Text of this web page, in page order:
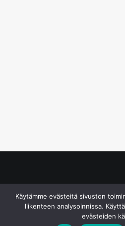
Käytämme evästeitä sivuston
liikenteen analysoinnissa.
evästeiden